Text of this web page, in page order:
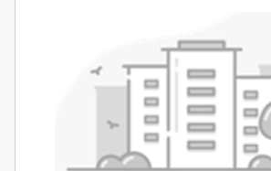
حمام
2
المنطقة (متر
75.43